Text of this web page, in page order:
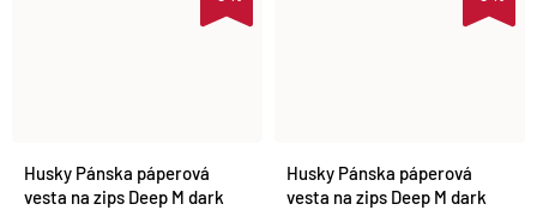
Husky Pánska páperová
vesta na zips Deep M dark
Husky Pánska páperová
vesta na zips Deep M dark